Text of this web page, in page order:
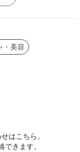
・美容
はこちら。
できます。